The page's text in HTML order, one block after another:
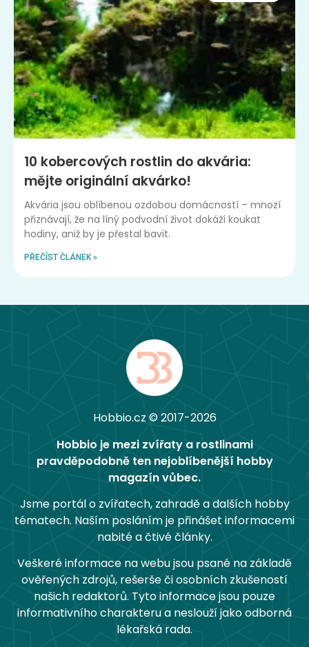
10 kobercových rostlin do akvária:
mějte originální akvárko!
Akvária jsou oblíbenou ozdobou domácností – mnozí
přiznávají, že na líný podvodní život dokáží koukat
hodiny, aniž by je přestal bavit.
PŘEČÍST ČLÁNEK »
Hobbio.cz © 2017-2026
Hobbio je mezi zvířaty a rostlinami
pravděpodobně ten nejoblíbenější hobby
magazín vůbec.
Jsme portál o zvířatech, zahradě a dalších hobby
tématech. Naším posláním je přinášet informacemi
nabité a čtivé články.
Veškeré informace na webu jsou psané na základě
ověřených zdrojů, rešerše či osobních zkušeností
našich redaktorů. Tyto informace jsou pouze
informativního charakteru a neslouží jako odborná
lékařská rada.